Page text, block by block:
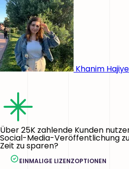
Khanim
Über 25K zahlende Kunden
Social-Media-Veröffentlichung
Zeit zu sparen?
EINMALIGE LIZENZOPTIONEN